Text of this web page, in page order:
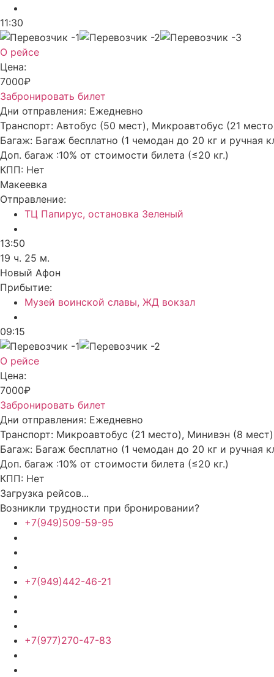
11:30
О рейсе
Цена:
7000₽
Забронировать билет
Дни отправления: Ежедневно
Транспорт: Автобус (50 мест), Микроавтобус (21
Багаж: Багаж бесплатно (1 чемодан до 20 кг и ручная
Доп. багаж :10% от стоимости билета (≤20 кг.)
КПП: Нет
Макеевка
Отправление:
ТЦ Папирус, остановка Зеленый
13:50
19 ч. 25 м.
Новый Афон
Прибытие:
Музей воинской славы, ЖД вокзал
09:15
О рейсе
Цена:
7000₽
Забронировать билет
Дни отправления: Ежедневно
Транспорт: Микроавтобус (21 место), Минивэн (8 мест)
Багаж: Багаж бесплатно (1 чемодан до 20 кг и ручная
Доп. багаж :10% от стоимости билета (≤20 кг.)
КПП: Нет
Загрузка рейсов...
Возникли трудности при бронировании?
+7(949)509-59-95
+7(949)442-46-21
+7(977)270-47-83